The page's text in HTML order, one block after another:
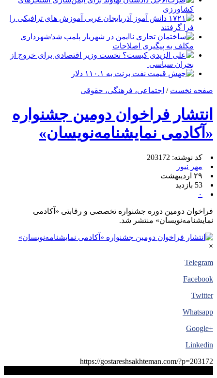
کشاورزی
۱۷۲۱ دانش آموز آذربایجان غربی آموزش های ترافیکی را
فرا گرفتند
ساختمان تجاری ناایمن در شهریار پلمب شد/شهرداری
مکلف به پیگیری اصلاحات
علی الزیدی کیست؟ نخست وزیر اقتصادی برای خروج از
بحران سیاسی
جهش قیمت نفت برنت به ۱۱۰.۱ دلار
صفحه نخست / اجتماعی، فرهنگی، حقوقی
انتشار فراخوان دومین جشنواره
«آکادمی نمایشنامه‌نویسان»
کد نوشته: 203172
مهر نیوز
۲۹ اردیبهشت
53 بازدید
۰
فراخوان دومین دوره جشنواره تخصصی و رقابتی «آکادمی
نمایشنامه‌نویسان» منتشر شد.
×
Telegram
Facebook
Twitter
Whatsapp
+Google
Linkedin
https://gostareshsakhteman.com/?p=203172